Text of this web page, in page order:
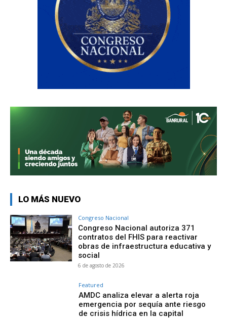
LO MÁS NUEVO
Congreso Nacional
Congreso Nacional autoriza 371
contratos del FHIS para reactivar
obras de infraestructura educativa y
social
6 de agosto de 2026
Featured
AMDC analiza elevar a alerta roja
emergencia por sequía ante riesgo
de crisis hídrica en la capital